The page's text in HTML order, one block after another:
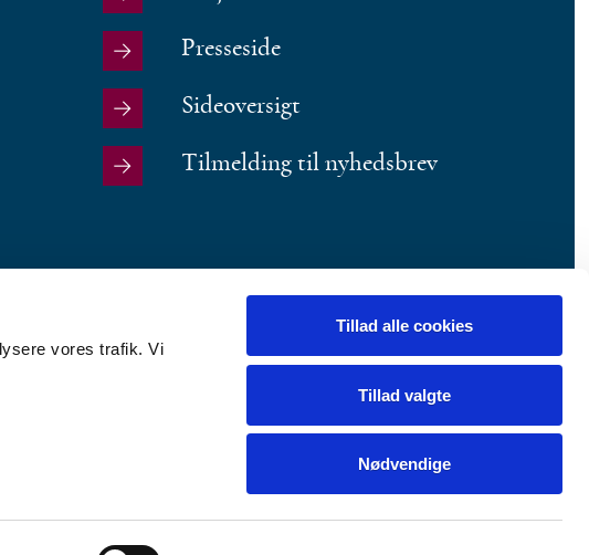
vores trafik. Vi
Tillad alle cookies
Tillad valgte
Nødvendige
Presseside
Sideoversigt
Tilmelding til nyhedsbrev